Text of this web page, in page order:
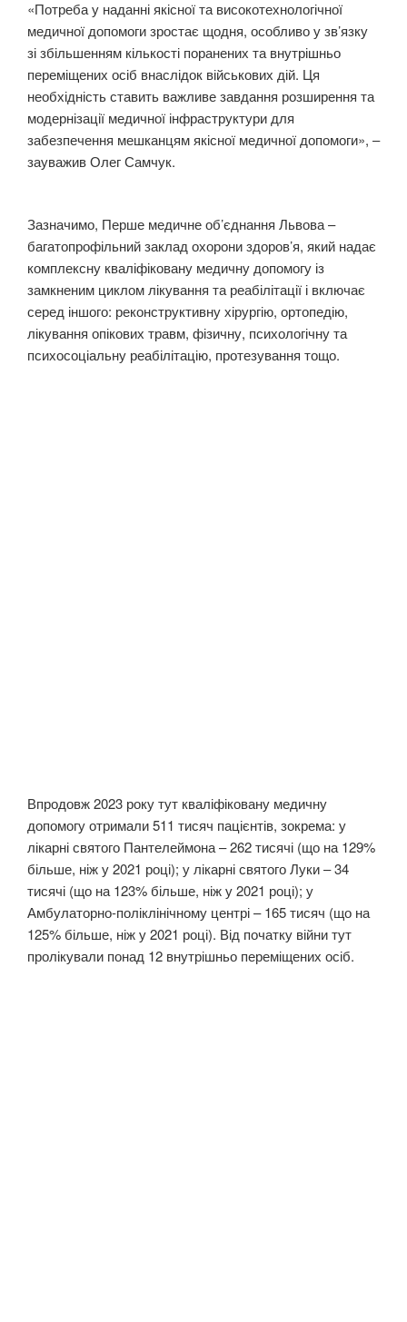
«Потреба у наданні якісної та високотехнологічної
медичної допомоги зростає щодня, особливо у зв’язку
зі збільшенням кількості поранених та внутрішньо
переміщених осіб внаслідок військових дій. Ця
необхідність ставить важливе завдання розширення та
модернізації медичної інфраструктури для
забезпечення мешканцям якісної медичної допомоги», –
зауважив Олег Самчук.
Зазначимо, Перше медичне об’єднання Львова –
багатопрофільний заклад охорони здоров’я, який надає
комплексну кваліфіковану медичну допомогу із
замкненим циклом лікування та реабілітації і включає
серед іншого: реконструктивну хірургію, ортопедію,
лікування опікових травм, фізичну, психологічну та
психосоціальну реабілітацію, протезування тощо.
Впродовж 2023 року тут кваліфіковану медичну
допомогу отримали 511 тисяч пацієнтів, зокрема: у
лікарні святого Пантелеймона – 262 тисячі (що на 129%
більше, ніж у 2021 році); у лікарні святого Луки – 34
тисячі (що на 123% більше, ніж у 2021 році); у
Амбулаторно-поліклінічному центрі – 165 тисяч (що на
125% більше, ніж у 2021 році). Від початку війни тут
пролікували понад 12 внутрішньо переміщених осіб.